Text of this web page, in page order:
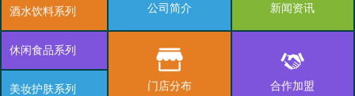
酒水饮料系列
休闲食品系列
美妆护肤系列
公司简介 新闻资讯
门店分布 合作加盟